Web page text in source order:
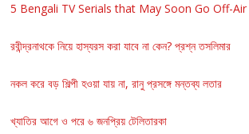
5 Bengali TV Serials that May Soon Go Off-Air
রবীন্দ্রনাথকে নিয়ে হাস্যরস করা যাবে না কেন? প্রশ্ন তসলিমার
নকল করে বড় শিল্পী হওয়া যায় না, রানু প্রসঙ্গে মন্তব্য লতার
খ্যাতির আগে ও পরে ৬ জনপ্রিয় টেলিতারকা